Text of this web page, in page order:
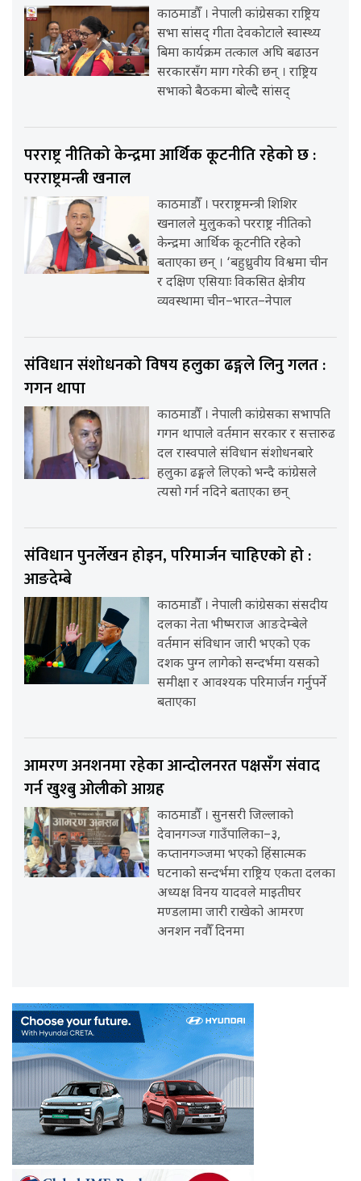
काठमाडौँ । नेपाली कांग्रेसका राष्ट्रिय
सभा सांसद् गीता देवकोटाले स्वास्थ्य
बिमा कार्यक्रम तत्काल अघि बढाउन
सरकारसँग माग गरेकी छन् । राष्ट्रिय
सभाको बैठकमा बोल्दै सांसद्
परराष्ट्र नीतिको केन्द्रमा आर्थिक कूटनीति रहेको छ :
परराष्ट्रमन्त्री खनाल
काठमाडौँ । परराष्ट्रमन्त्री शिशिर
खनालले मुलुकको परराष्ट्र नीतिको
केन्द्रमा आर्थिक कूटनीति रहेको
बताएका छन् । ‘बहुध्रुवीय विश्वमा चीन
र दक्षिण एसियाः विकसित क्षेत्रीय
व्यवस्थामा चीन–भारत–नेपाल
संविधान संशोधनको विषय हलुका ढङ्गले लिनु गलत :
गगन थापा
काठमाडौँ । नेपाली कांग्रेसका सभापति
गगन थापाले वर्तमान सरकार र सत्तारुढ
दल रास्वपाले संविधान संशोधनबारे
हलुका ढङ्गले लिएको भन्दै कांग्रेसले
त्यसो गर्न नदिने बताएका छन्
संविधान पुनर्लेखन होइन, परिमार्जन चाहिएको हो :
आङदेम्बे
काठमाडौँ । नेपाली कांग्रेसका संसदीय
दलका नेता भीष्मराज आङदेम्बेले
वर्तमान संविधान जारी भएको एक
दशक पुग्न लागेको सन्दर्भमा यसको
समीक्षा र आवश्यक परिमार्जन गर्नुपर्ने
बताएका
आमरण अनशनमा रहेका आन्दोलनरत पक्षसँग संवाद
गर्न खुश्बु ओलीको आग्रह
काठमाडौँ । सुनसरी जिल्लाको
देवानगञ्ज गाउँपालिका–३,
कप्तानगञ्जमा भएको हिंसात्मक
घटनाको सन्दर्भमा राष्ट्रिय एकता दलका
अध्यक्ष विनय यादवले माइतीघर
मण्डलामा जारी राखेको आमरण
अनशन नवौँ दिनमा